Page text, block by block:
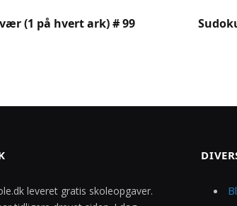
(1 på hvert ark) # 99
leveret gratis skoleopgaver.